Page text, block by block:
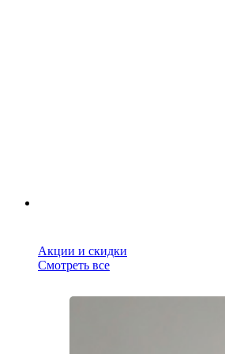
Акции и скидки
Смотреть все